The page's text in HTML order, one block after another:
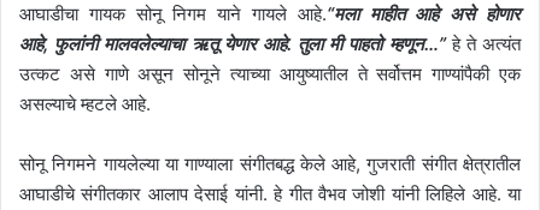
आघाडीचा गायक सोनू निगम याने गायले आहे.“मला माहीत आहे असे होणार
आहे, फुलांनी मालवलेल्याचा ऋतू येणार आहे. तुला मी पाहतो म्हणून…” हे ते अत्यंत
उत्कट असे गाणे असून सोनूने त्याच्या आयुष्यातील ते सर्वोत्तम गाण्यांपैकी एक
असल्याचे म्हटले आहे.
सोनू निगमने गायलेल्या या गाण्याला संगीतबद्ध केले आहे,गुजराती संगीत क्षेत्रातील
आघाडीचे संगीतकार आलाप देसाई यांनी. हे गीत वैभव जोशी यांनी लिहिले आहे. या